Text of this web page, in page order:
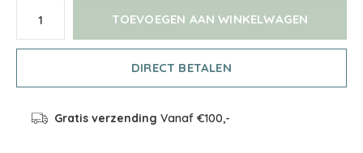
TOEVOEGEN AAN WINKELWAGEN
DIRECT BETALEN
Gratis verzending Vanaf €100,-